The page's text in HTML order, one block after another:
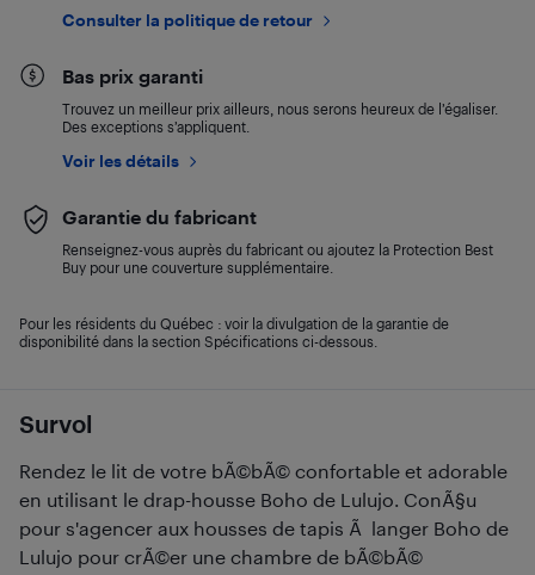
Survol
Rendez le lit de votre bÃ©bÃ© confortable et adorable
en utilisant le drap-housse Boho de Lulujo. ConÃ§u
pour s'agencer aux housses de tapis Ã langer Boho de
Lulujo pour crÃ©er une chambre de bÃ©bÃ©
Consulter la politique de retour
Bas prix garanti
Trouvez un meilleur prix ailleurs, nous serons heureux de l’égaliser.
Des exceptions s’appliquent.
Voir les détails
Garantie du fabricant
Renseignez-vous auprès du fabricant ou ajoutez la Protection Best
Buy pour une couverture supplémentaire.
Pour les résidents du Québec : voir la divulgation de la garantie de
disponibilité dans la section Spécifications ci-dessous.